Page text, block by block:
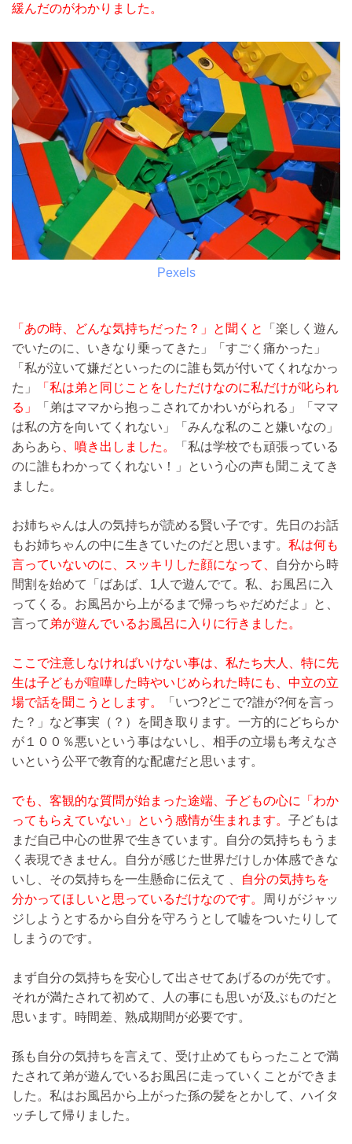
緩んだのがわかりました。
Pexels
「あの時、どんな気持ちだった？」と聞くと
「楽しく遊ん
でいたのに、いきなり乗ってきた」「すごく痛かった」
「私が泣いて嫌だといったのに誰も気が付いてくれなかっ
た」
「私は弟と同じことをしただけなのに私だけが叱られ
る」
「弟はママから抱っこされてかわいがられる」「ママ
は私の方を向いてくれない」「みんな私のこと嫌いなの」
あらあら
、噴き出しました。
「私は学校でも頑張っている
のに誰もわかってくれない！」という心の声も聞こえてき
ました。
お姉ちゃんは人の気持ちが読める賢い子です。先日のお話
もお姉ちゃんの中に生きていたのだと思います。 私は何も
言っていないのに、スッキリした顔になって、
自分から時
間割を始めて「ばあば、1人で遊んでて。私、お風呂に入
ってくる。お風呂から上がるまで帰っちゃだめだよ」と、
言って 弟が遊んでいるお風呂に入りに行きました。
ここで注意しなければいけない事は、私たち大人、特に先
生は子どもが喧嘩した時やいじめられた時にも、中立の立
場で話を聞こうとします。
「いつ?どこで?誰が?何を言っ
た？」など事実（？）を聞き取ります。一方的にどちらか
が１００％悪いという事はないし、相手の立場も考えなさ
いという公平で教育的な配慮だと思います。
でも、客観的な質問が始まった途端、子どもの心に「わか
ってもらえていない」という感情が生まれます。 子どもは
まだ自己中心の世界で生きています。自分の気持ちもうま
く表現できません。自分が感じた世界だけしか体感できな
いし、その気持ちを一生懸命に伝えて 、
自分の気持ちを
分かってほしいと思っているだけなのです。
周りがジャッ
ジしようとするから自分を守ろうとして嘘をついたりして
しまうのです。
まず自分の気持ちを安心して出させてあげるのが先です。
それが満たされて初めて、人の事にも思いが及ぶものだと
思います。時間差、熟成期間が必要です。
孫も自分の気持ちを言えて、受け止めてもらったことで満
たされて弟が遊んでいるお風呂に走っていくことができま
した。私はお風呂から上がった孫の髪をとかして、ハイタ
ッチして帰りました。